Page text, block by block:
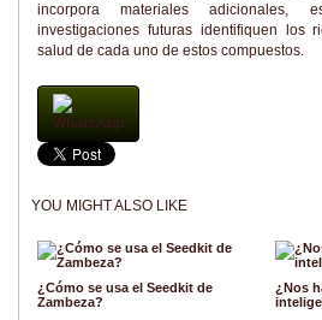
incorpora materiales adicionales,
investigaciones futuras identifiquen los
salud de cada uno de estos compuestos.
WhatsApp
YOU MIGHT ALSO LIKE
¿Cómo se usa el Seedkit de
Zambeza?
¿Nos